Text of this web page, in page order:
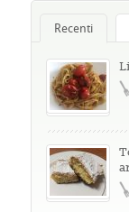
Recenti